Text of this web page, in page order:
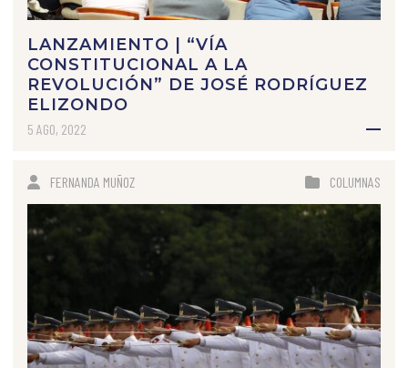
LANZAMIENTO | “VÍA
CONSTITUCIONAL A LA
REVOLUCIÓN” DE JOSÉ RODRÍGUEZ
ELIZONDO
5 AGO, 2022
FERNANDA MUÑOZ COLUMNAS